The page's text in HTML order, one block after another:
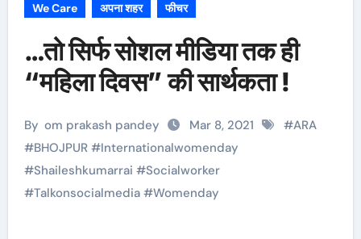
We Care अपना शहर फीचर
…तो सिर्फ सोशल मीडिया तक ही
“महिला दिवस” की सार्थकता !
By om prakash pandey Mar 8, 2021 #ARA
#BHOJPUR#Internationalwomenday
#Shaileshkumarrai #Socialworker
#Talkonsocialmedia#Womenday